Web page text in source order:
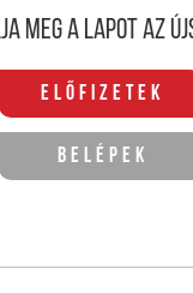
meg a lapot az
Előfizetek
Belépek